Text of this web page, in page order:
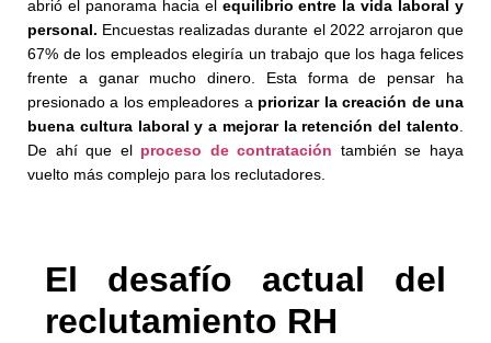
abrió el panorama hacia el equilibrio entre la vida laboral y
personal. Encuestas realizadas durante el 2022 arrojaron que
67% de los empleados elegiría un trabajo que los haga felices
frente a ganar mucho dinero. Esta forma de pensar ha
presionado a los empleadores a priorizar la creación de una
buena cultura laboral y a mejorar la retención del talento
De ahí que el proceso de contratación también se haya
vuelto más complejo para los reclutadores.
El desafío actual del
reclutamiento RH